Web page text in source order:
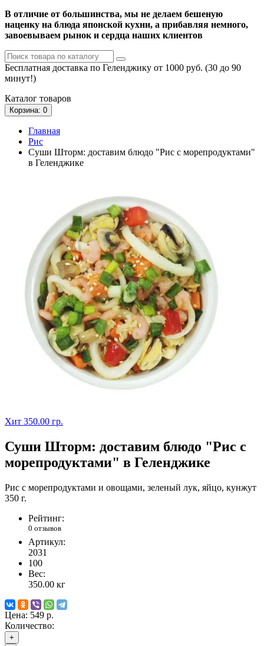
В отличие от большинства, мы не делаем бешеную
наценку на блюда японской кухни, а прибавляя немного,
завоевываем рынок и сердца наших клиентов
Бесплатная доставка по Геленджику от 1000 руб. (30 до 90
минут!)
Каталог товаров
Корзина: 0
Главная
Рис
Суши Шторм: доставим блюдо "Рис с морепродуктами"
в Геленджике
Хит 350.00 гр.
Суши Шторм: доставим блюдо "Рис с
морепродуктами" в Геленджике
Рис с морепродуктами и овощами, зеленый лук, яйцо, кунжут
350 г.
Рейтинг:
0 отзывов
Артикул:
2031
100
Вес:
350.00 кг
Цена: 549 р.
Количество:
+